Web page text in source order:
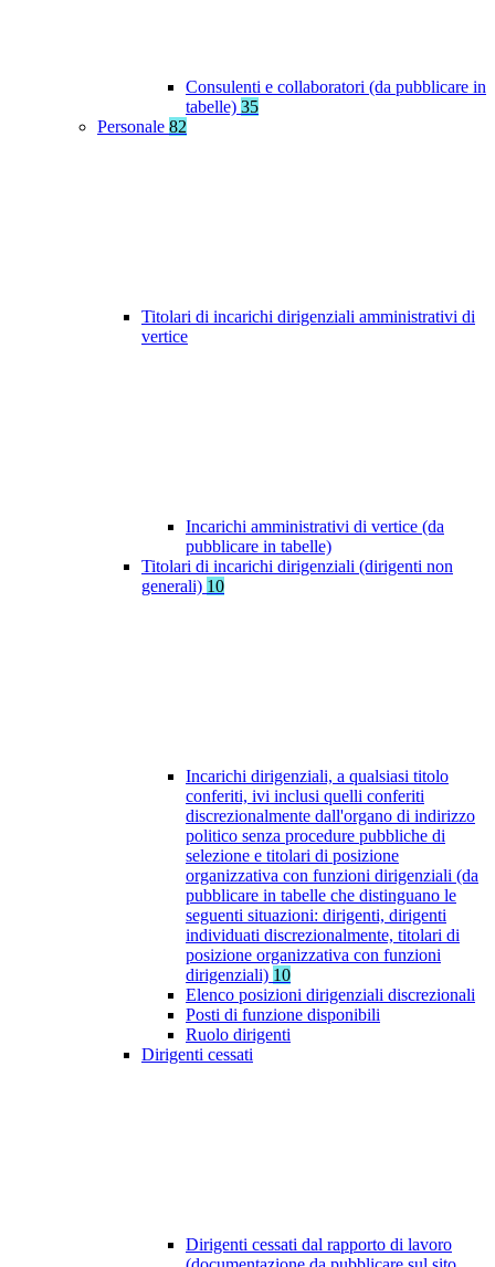
Consulenti e collaboratori (da pubblicare in
tabelle) 35
Personale 82
Titolari di incarichi dirigenziali amministrativi di
vertice
Incarichi amministrativi di vertice (da
pubblicare in tabelle)
Titolari di incarichi dirigenziali (dirigenti non
generali) 10
Incarichi dirigenziali, a qualsiasi titolo
conferiti, ivi inclusi quelli conferiti
discrezionalmente dall'organo di indirizzo
politico senza procedure pubbliche di
selezione e titolari di posizione
organizzativa con funzioni dirigenziali (da
pubblicare in tabelle che distinguano le
seguenti situazioni: dirigenti, dirigenti
individuati discrezionalmente, titolari di
posizione organizzativa con funzioni
dirigenziali) 10
Elenco posizioni dirigenziali discrezionali
Posti di funzione disponibili
Ruolo dirigenti
Dirigenti cessati
Dirigenti cessati dal rapporto di lavoro